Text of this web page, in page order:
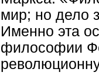
мир; но дело
Именно эта
философии